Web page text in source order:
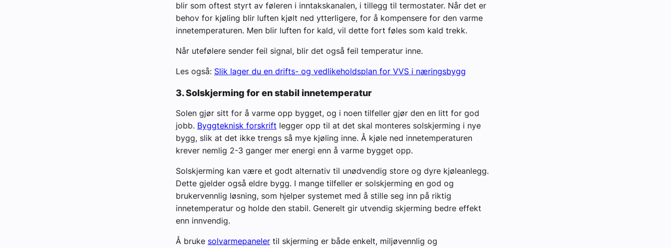
blir som oftest styrt av føleren i inntakskanalen, i tillegg til termostater. Når det er
behov for kjøling blir luften kjølt ned ytterligere, for å kompensere for den varme
innetemperaturen. Men blir luften for kald, vil dette fort føles som kald trekk.
Når utefølere sender feil signal, blir det også feil temperatur inne.
Les også: Slik lager du en drifts- og vedlikeholdsplan for VVS i næringsbygg
3. Solskjerming for en stabil innetemperatur
Solen gjør sitt for å varme opp bygget, og i noen tilfeller gjør den en litt for god
jobb. Byggteknisk forskrift legger opp til at det skal monteres solskjerming i nye
bygg, slik at det ikke trengs så mye kjøling inne. Å kjøle ned innetemperaturen
krever nemlig 2-3 ganger mer energi enn å varme bygget opp.
Solskjerming kan være et godt alternativ til unødvendig store og dyre kjøleanlegg.
Dette gjelder også eldre bygg. I mange tilfeller er solskjerming en god og
brukervennlig løsning, som hjelper systemet med å stille seg inn på riktig
innetemperatur og holde den stabil. Generelt gir utvendig skjerming bedre effekt
enn innvendig.
Å bruke solvarmepaneler til skjerming er både enkelt, miljøvennlig og